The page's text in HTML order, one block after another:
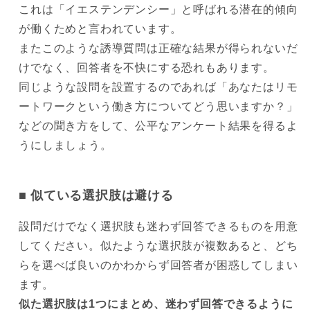
これは「イエステンデンシー」と呼ばれる潜在的傾向
が働くためと言われています。
またこのような誘導質問は正確な結果が得られないだ
けでなく、回答者を不快にする恐れもあります。
同じような設問を設置するのであれば「あなたはリモ
ートワークという働き方についてどう思いますか？」
などの聞き方をして、公平なアンケート結果を得るよ
うにしましょう。
似ている選択肢は避ける
設問だけでなく選択肢も迷わず回答できるものを用意
してください。似たような選択肢が複数あると、どち
らを選べば良いのかわからず回答者が困惑してしまい
ます。
似た選択肢は1つにまとめ、迷わず回答できるように